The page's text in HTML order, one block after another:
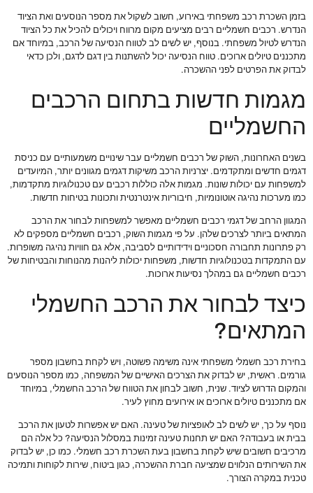
בזמן השכרת רכב משפחתי באירוע, חשוב לשקול את מספר הנוסעים ואת הציוד
הנדרש. רכבים חשמליים רבים מציעים מקום מרווח ויכולים להכיל את כל הציוד
הנדרש לטיול משפחתי. בנוסף, יש לשים לב לטווח הנסיעה של הרכב, במיוחד אם
מתכננים טיולים ארוכים. טווח הנסיעה יכול להשתנות בין דגם לדגם, ולכן כדאי
לבדוק את הפרטים לפני ההשכרה.
מגמות חדשות בתחום הרכבים
החשמליים
בשנים האחרונות, השוק של רכבים חשמליים עבר שינויים משמעותיים עם כניסת
דגמים חדשים ומתקדמים. יצרניות הרכב משיקות דגמים מגוונים יותר, המיועדים
למשפחות עם יכולות שונות. מגמות אלה כוללות רכבים עם טכנולוגיות מתקדמות,
כמו מערכות נהיגה אוטונומיות, חיבוריות אינטרנטית ותכונות בטיחות חדשות.
המגוון הרחב של דגמי רכבים חשמליים מאפשר למשפחות לבחור את הרכב
המתאים ביותר לצרכים שלהן. על פי מגמות השוק, רכבים חשמליים מספקים לא
רק פתרונות תחבורה חסכוניים וידידותיים לסביבה, אלא גם חוויות נהיגה משופרות.
עם התמקדות בטכנולוגיות חדשות, משפחות יכולות ליהנות מהנוחות והבטיחות של
רכבים חשמליים גם במהלך נסיעות ארוכות.
כיצד לבחור את הרכב החשמלי
המתאים?
בחירת רכב חשמלי משפחתי אינה משימה פשוטה, ויש לקחת בחשבון מספר
גורמים. ראשית, יש לבדוק את הצרכים האישיים של המשפחה, כמו מספר הנוסעים
והמקום הדרוש לציוד. שנית, חשוב לבחון את הטווח של הרכב החשמלי, במיוחד
אם מתכננים טיולים ארוכים או אירועים מחוץ לעיר.
נוסף על כך, יש לשים לב לאופציות של טעינה. האם יש אפשרות לטעון את הרכב
בבית או בעבודה? האם יש תחנות טעינה זמינות במסלול הנסיעה? כל אלה הם
מרכיבים חשובים שיש לקחת בחשבון בעת השכרת רכב חשמלי. כמו כן, יש לבדוק
את השירותים הנלווים שמציעה חברת ההשכרה, כגון ביטוח, שירות לקוחות ותמיכה
טכנית במקרה הצורך.